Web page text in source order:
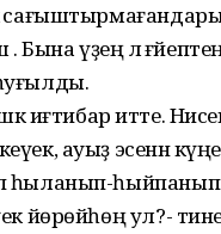
үҙеңә лә
һуғылды.
иғтибар итте.
ауыҙ эсенән
һыйпанып
йөрөйһөң ул?-